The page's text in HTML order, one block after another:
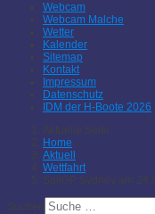
Webcam
Webcam Malche
Wetter
Kalender
Sitemap
Kontakt
Impressum
Datenschutz
IDM der H-Boote 2026
Aktuelle Seite:
Home
Aktuell
Wettfahrt
SailGP Sydney am
Suchen